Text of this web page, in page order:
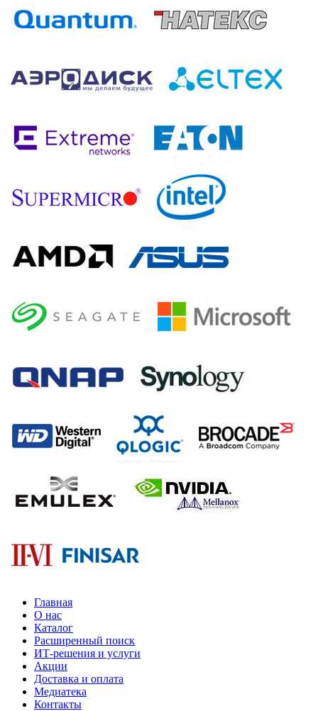
Главная
О нас
Каталог
Расширенный поиск
ИТ-решения и услуги
Акции
Доставка и оплата
Медиатека
Контакты